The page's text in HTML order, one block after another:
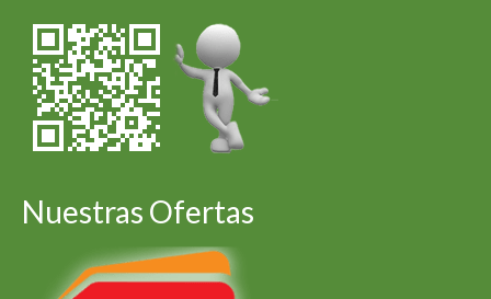
Nuestras Ofertas